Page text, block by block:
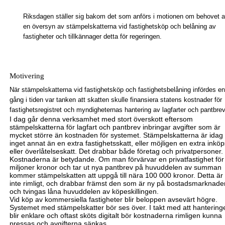
Riksdagen ställer sig bakom det som anförs i motionen om behovet
en översyn av stämpelskatterna vid fastighetsköp och belåning av
fastigheter och tillkännager detta för regeringen.
Motivering
När stämpelskatterna vid fastighetsköp och fastighetsbelåning infördes en
gång i tiden var tanken att skatten skulle finansiera statens kostnader för
fastighetsregistret och myndigheternas hantering av lagfarter och
I dag går denna verksamhet med stort överskott eftersom
stämpelskatterna för lagfart och pantbrev inbringar avgiftersom är
mycket större än kostnaden för systemet. Stämpelskatterna är idag
inget annat än en extra fastighetsskatt, eller möjligen en extra
eller överlåtelseskatt. Det drabbar både företag och privatpersoner.
Kostnaderna är betydande. Om man förvärvar en privatfastighet för
miljoner kronor och tar ut nya pantbrev på huvuddelen av summan
kommer stämpelskatten att uppgå till nära 100 000 kronor. Detta är
inte rimligt, och drabbar främst den som är ny på
och tvingas låna huvuddelen av köpeskillingen.
Vid köp av kommersiella fastigheter blir beloppen avsevärt högre.
Systemet med stämpelskatter bör ses över. I takt med att
blir enklare och oftast sköts digitalt bör kostnaderna rimligen kunna